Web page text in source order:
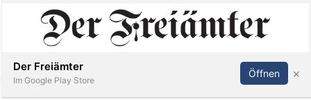
Inserieren Abonnieren Anmelden
Der Freiämter
Im Google Play Store
Öffnen ×